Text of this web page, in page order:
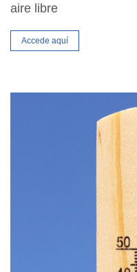
aire libre
Accede aquí